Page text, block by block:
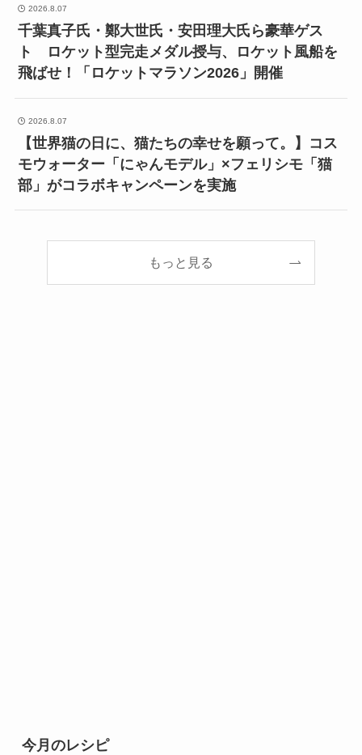
2026.8.07
千葉真子氏・鄭大世氏・安田理大氏ら豪華ゲス
ト ロケット型完走メダル授与、ロケット風船を
飛ばせ！「ロケットマラソン2026」開催
2026.8.07
【世界猫の日に、猫たちの幸せを願って。】コス
モウォーター「にゃんモデル」×フェリシモ「猫
部」がコラボキャンペーンを実施
もっと見る
今月のレシピ